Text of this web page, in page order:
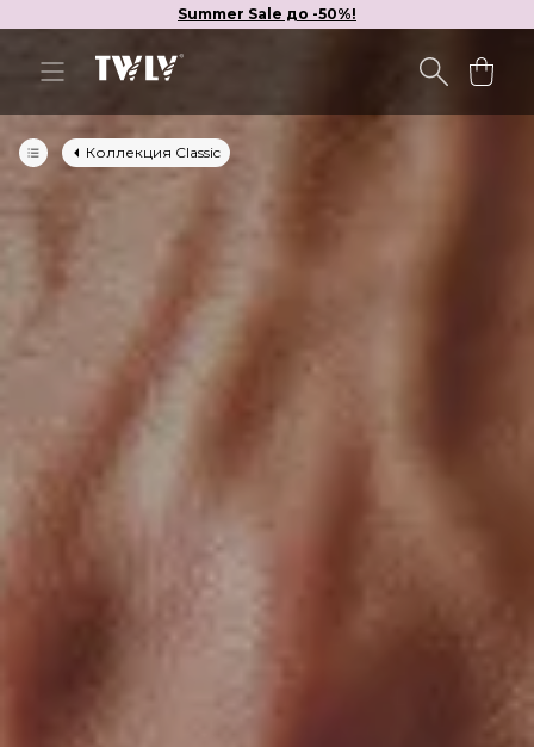
Summer Sale до -50%!
Коллекция Classic